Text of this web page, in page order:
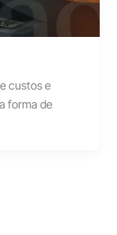
custos e
forma de